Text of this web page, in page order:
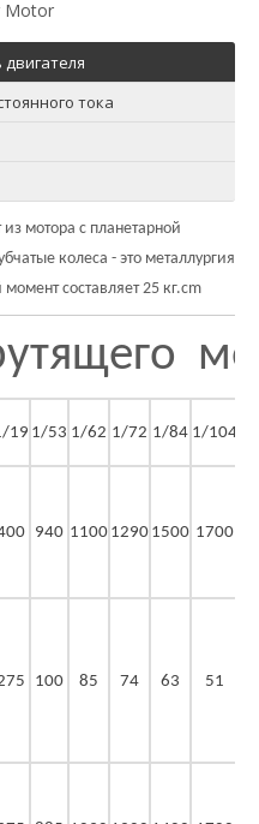
Motor
тока
мотора с планетарной
колеса - это металлургия
составляет 25 кг.cm
19 1/53 1/62 1/72 1/84 1/104
940 1100 1290 1500 1700
100 85 74 63 51